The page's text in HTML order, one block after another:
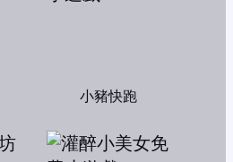
小豬快跑